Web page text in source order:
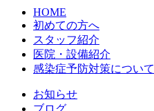
HOME
初めての方へ
スタッフ紹介
医院・設備紹介
感染症予防対策について
お知らせ
ブログ